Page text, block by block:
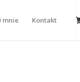
mnie Kontakt